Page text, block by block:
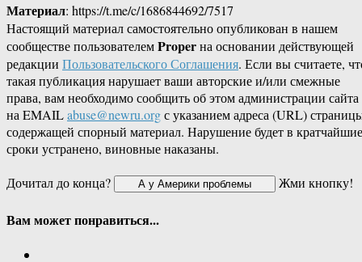
Материал: https://t.me/c/1686844692/7517
Настоящий материал самостоятельно опубликован в нашем
сообществе пользователемProperна основании действующей
редакции Пользовательского Соглашения. Если вы считаете,
такая публикация нарушает ваши авторские и/или смежные
права, вам необходимо сообщить об этом администрации сайта
на EMAILabuse@newru.orgс указанием адреса (URL)
содержащей спорный материал. Нарушение будет в кратчайшие
сроки устранено, виновные наказаны.
Дочитал до конца?
Жми кнопку!
Вам может понравиться...